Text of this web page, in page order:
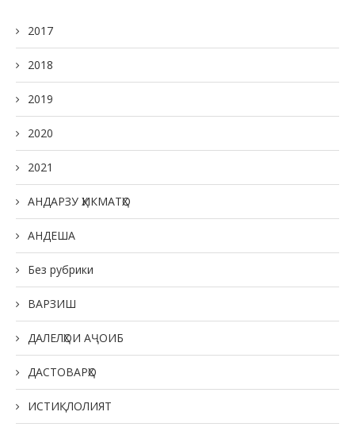
2017
2018
2019
2020
2021
АНДАРЗУ ҲИКМАТҲО
АНДЕША
Без рубрики
ВАРЗИШ
ДАЛЕЛҲОИ АҶОИБ
ДАСТОВАРҲО
ИСТИҚЛОЛИЯТ